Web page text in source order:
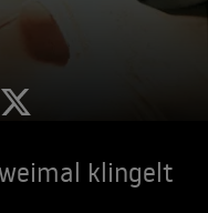
klingelt